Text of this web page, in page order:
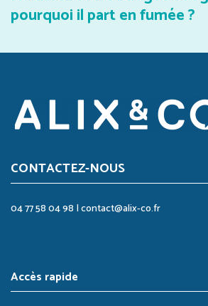
pourquoi il part en fumée ?
CONTACTEZ-NOUS
04 77 58 04 98 |contact@alix-co.fr
Accès rapide